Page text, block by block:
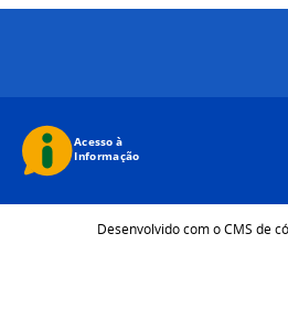
Desenvolvido com o CMS de